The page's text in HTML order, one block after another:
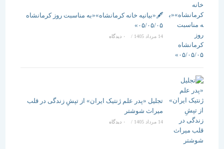
🖋️«بیانیه خانه کرمانشاه»«به مناسبت روز کرمانشاه
۰۵/۰۵/۰۵»
/ ۰ دیدگاه
تجلیل «پدر علم ژنتیک ایران» از تپشِ زندگی در قلب
میراث شوشتر
14 مرداد 1405 / ۰ دیدگاه